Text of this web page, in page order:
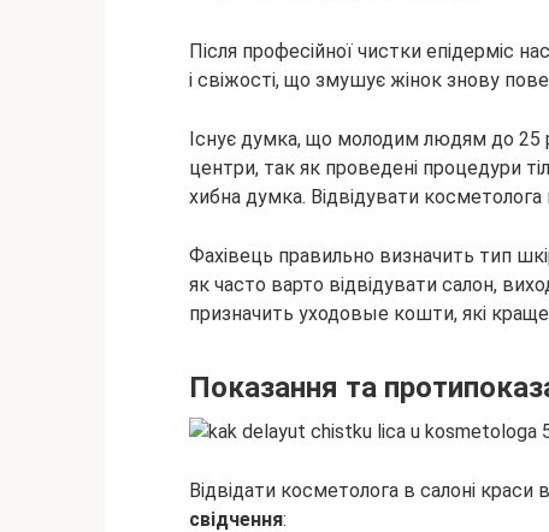
Після професійної чистки епідерміс
і свіжості, що змушує жінок знову
Існує думка, що молодим людям до 25
центри, так як проведені процедури
хибна думка. Відвідувати косметолога
Фахівець правильно визначить тип
як часто варто відвідувати салон,
призначить уходовые кошти, які
Показання та
Відвідати косметолога в салоні краси
свідчення: